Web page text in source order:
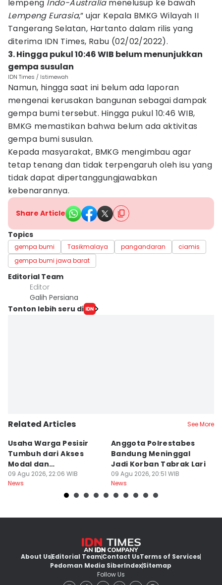
lempeng Indo-Australiamenelusup ke bawah
Lempeng Eurasia,” ujar Kepala BMKG Wilayah II
Tangerang Selatan, Hartanto dalam rilis yang
diterima IDN Times, Rabu (02/02/2022).
3. Hingga pukul 10:46 WIB belum menunjukkan
gempa susulan
IDN Times / Istimewah
Namun, hingga saat ini belum ada laporan
mengenai kerusakan bangunan sebagai dampak
gempa bumi tersebut. Hingga pukul 10:46 WIB,
BMKG memastikan bahwa belum ada aktivitas
gempa bumi susulan.
Kepada masyarakat, BMKG mengimbau agar
tetap tenang dan tidak terpengaruh oleh isu yang
tidak dapat dipertanggungjawabkan
kebenarannya.
Share Article
Topics
gempa bumi Tasikmalaya pangandaran
ciamis
gempa bumi jawa barat
Editorial Team
Editor
Galih Persiana
Tonton lebih seru di
Related Articles See More
Usaha Warga Pesisir
Tumbuh dari Akses
Modal dan
Pendampingan
09 Agu 2026, 22:06 WIB
News
Anggota Polrestabes
Bandung Meninggal
Jadi Korban Tabrak Lari
09 Agu 2026, 20:51 WIB
News
About UsEditorial TeamContact UsTerms of Services
Pedoman Media SiberIndexSitemap
Follow Us